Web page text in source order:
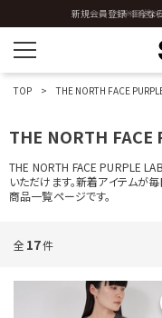
全国送
TOP THE NORTH FACE
THE NORTH FACE
THE NORTH FACE PURPLE
いただけます。新着アイテムが毎
商品一覧ページです。
全 17件